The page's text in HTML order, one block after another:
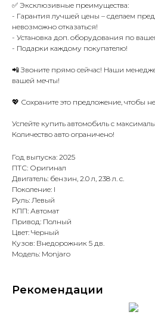
✅ Эксклюзивные преимущества:
- Гарантия лучшей цены – сделаем
невозможно отказаться!
- Установка доп. оборудования по
- Подарки каждому покупателю!
📲 Звоните прямо сейчас! Наши
вашей мечты!
💖 Сохраните это предложение, чтобы
Успейте купить автомобиль с
Количество авто ограничено!
Год выпуска: 2025
ПТС: Оригинал
Двигатель: бензин, 2.0 л, 238 л. с.
Поколение: I
Руль: Левый
КПП: Автомат
Привод: Полный
Цвет: Черный
Кузов: Внедорожник 5 дв.
Модель: Monjaro
Рекомендации